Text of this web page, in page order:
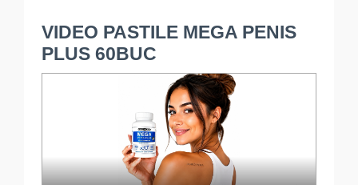
VIDEO PASTILE MEGA PENIS
PLUS 60BUC